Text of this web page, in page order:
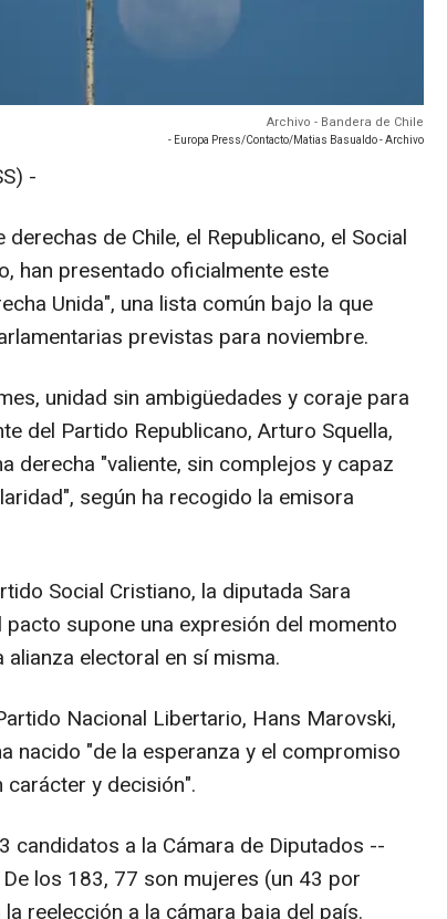
Archivo - Bandera de Chile
- Europa Press/Contacto/Matias Basualdo - Archivo
-
de Chile, el Republicano, el Social
han presentado oficialmente este
Unida", una lista común bajo la que
previstas para noviembre.
unidad sin ambigüedades y coraje para
del Partido Republicano, Arturo Squella,
derecha "valiente, sin complejos y capaz
según ha recogido la emisora
Social Cristiano, la diputada Sara
supone una expresión del momento
electoral en sí misma.
Nacional Libertario, Hans Marovski,
nacido "de la esperanza y el compromiso
carácter y decisión".
candidatos a la Cámara de Diputados --
los 183, 77 son mujeres (un 43 por
reelección a la cámara baja del país.